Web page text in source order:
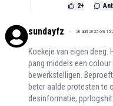
2+
sundayfz 26 april 2025 om
Koekeje van eigen
pang middels een colour
bewerkstelligen.
beter aalde protesten te
desinformatie,